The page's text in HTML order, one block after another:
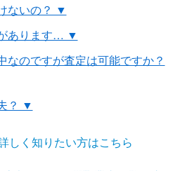
ないの？ ▼
あります… ▼
のですが査定は可能ですか？
？ ▼
しく知りたい方はこちら